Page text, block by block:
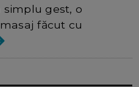
gest, o
făcut cu